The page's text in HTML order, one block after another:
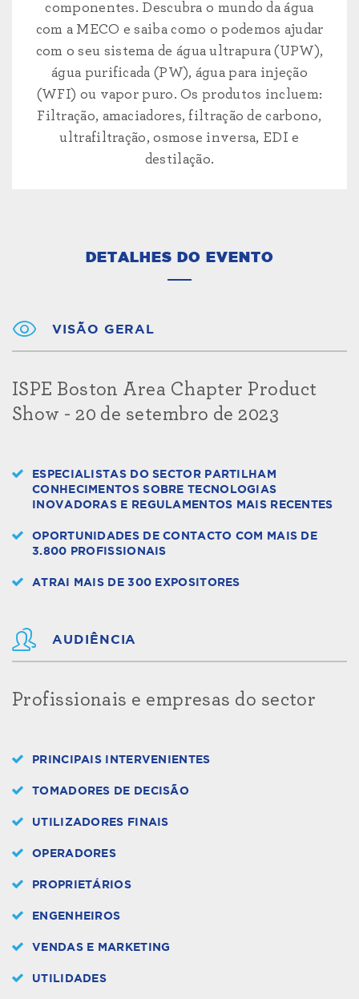
componentes. Descubra o mundo da água
com a MECO e saiba como o podemos ajudar
com o seu sistema de água ultrapura (UPW),
água purificada (PW), água para injeção
(WFI) ou vapor puro. Os produtos incluem:
Filtração, amaciadores, filtração de carbono,
ultrafiltração, osmose inversa, EDI e
destilação.
DETALHES DO EVENTO
VISÃO GERAL
ISPE Boston Area Chapter Product
Show - 20 de setembro de 2023
ESPECIALISTAS DO SECTOR PARTILHAM
CONHECIMENTOS SOBRE TECNOLOGIAS
INOVADORAS E REGULAMENTOS MAIS RECENTES
OPORTUNIDADES DE CONTACTO COM MAIS DE
3.800 PROFISSIONAIS
ATRAI MAIS DE 300 EXPOSITORES
AUDIÊNCIA
Profissionais e empresas do sector
PRINCIPAIS INTERVENIENTES
TOMADORES DE DECISÃO
UTILIZADORES FINAIS
OPERADORES
PROPRIETÁRIOS
ENGENHEIROS
VENDAS E MARKETING
UTILIDADES